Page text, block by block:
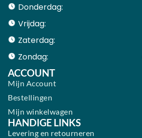
Donderdag:
Vrijdag:
Zaterdag:
Zondag:
ACCOUNT
Mijn Account
Bestellingen
Mijn winkelwagen
HANDIGE LINKS
Levering en retourneren